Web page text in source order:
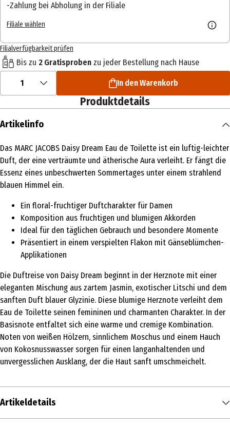
Zahlung bei Abholung in der Filiale
Filiale wählen
Filialverfügbarkeit prüfen
Bis zu 2 Gratisproben zu jeder Bestellung nach Hause
1 In den Warenkorb
Produktdetails
Artikelinfo
Das MARC JACOBS Daisy Dream Eau de Toilette ist ein luftig-leichter
Duft, der eine verträumte und ätherische Aura verleiht. Er fängt die
Essenz eines unbeschwerten Sommertages unter einem strahlend
blauen Himmel ein.
Ein floral-fruchtiger Duftcharakter für Damen
Komposition aus fruchtigen und blumigen Akkorden
Ideal für den täglichen Gebrauch und besondere Momente
Präsentiert in einem verspielten Flakon mit Gänseblümchen-
Applikationen
Die Duftreise von Daisy Dream beginnt in der Herznote mit einer
eleganten Mischung aus zartem Jasmin, exotischer Litschi und dem
sanften Duft blauer Glyzinie. Diese blumige Herznote verleiht dem
Eau de Toilette seinen femininen und charmanten Charakter. In der
Basisnote entfaltet sich eine warme und cremige Kombination.
Noten von weißen Hölzern, sinnlichem Moschus und einem Hauch
von Kokosnusswasser sorgen für einen langanhaltenden und
unvergesslichen Ausklang, der die Haut sanft umschmeichelt.
Artikeldetails